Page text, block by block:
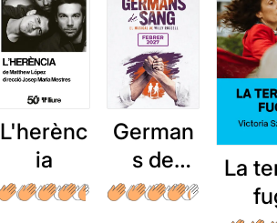
L'herènc
ia
German
s de
sang
La